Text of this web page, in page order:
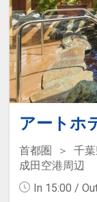
から約5分
･電車で約
京成成田
【このプ
室】
□照度
□ゆとりの
□加湿機能
□消臭スプ
アートホ
首都圏 千
成田空港周辺
In 15:00 /